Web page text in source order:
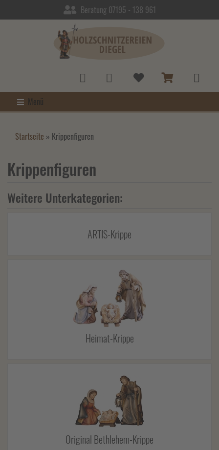
Beratung 07195 - 138 961
Menü
Startseite » Krippenfiguren
Krippenfiguren
Weitere Unterkategorien:
ARTIS-Krippe
Heimat-Krippe
Original Bethlehem-Krippe